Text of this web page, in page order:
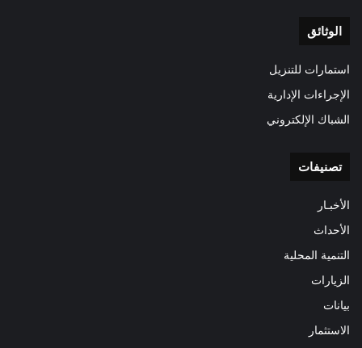
الوثائق
استمارات للتنزيل
الإجراءات الإدارية
الشباك الإلكتروني
تصنيفات
الأخبـار
الأحداث
التنمية المحلية
الزيارات
بيانات
الاستثمار